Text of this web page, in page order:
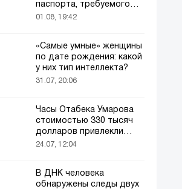
паспорта, требуемого
для домашних животных
01.08, 19:42
«Самые умные» женщины
по дате рождения: какой
у них тип интеллекта?
31.07, 20:06
Часы Отабека Умарова
стоимостью 330 тысяч
долларов привлекли
всеобщее внимание в
24.07, 12:04
В ДНК человека
обнаружены следы двух